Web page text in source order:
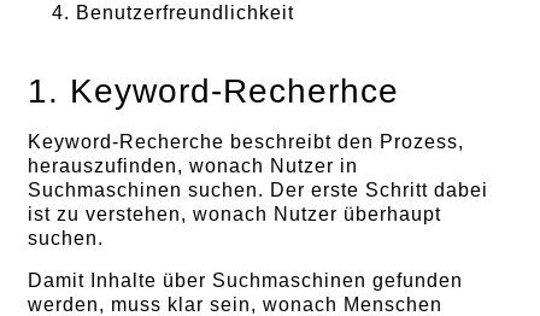
Benutzerfreundlichkeit
1. Keyword-Recherhce
Keyword-Recherche beschreibt den Prozess,
herauszufinden, wonach Nutzer in
Suchmaschinen suchen. Der erste Schritt dabei
ist zu verstehen, wonach Nutzer überhaupt
suchen.
Damit Inhalte über Suchmaschinen gefunden
werden, muss klar sein, wonach Menschen